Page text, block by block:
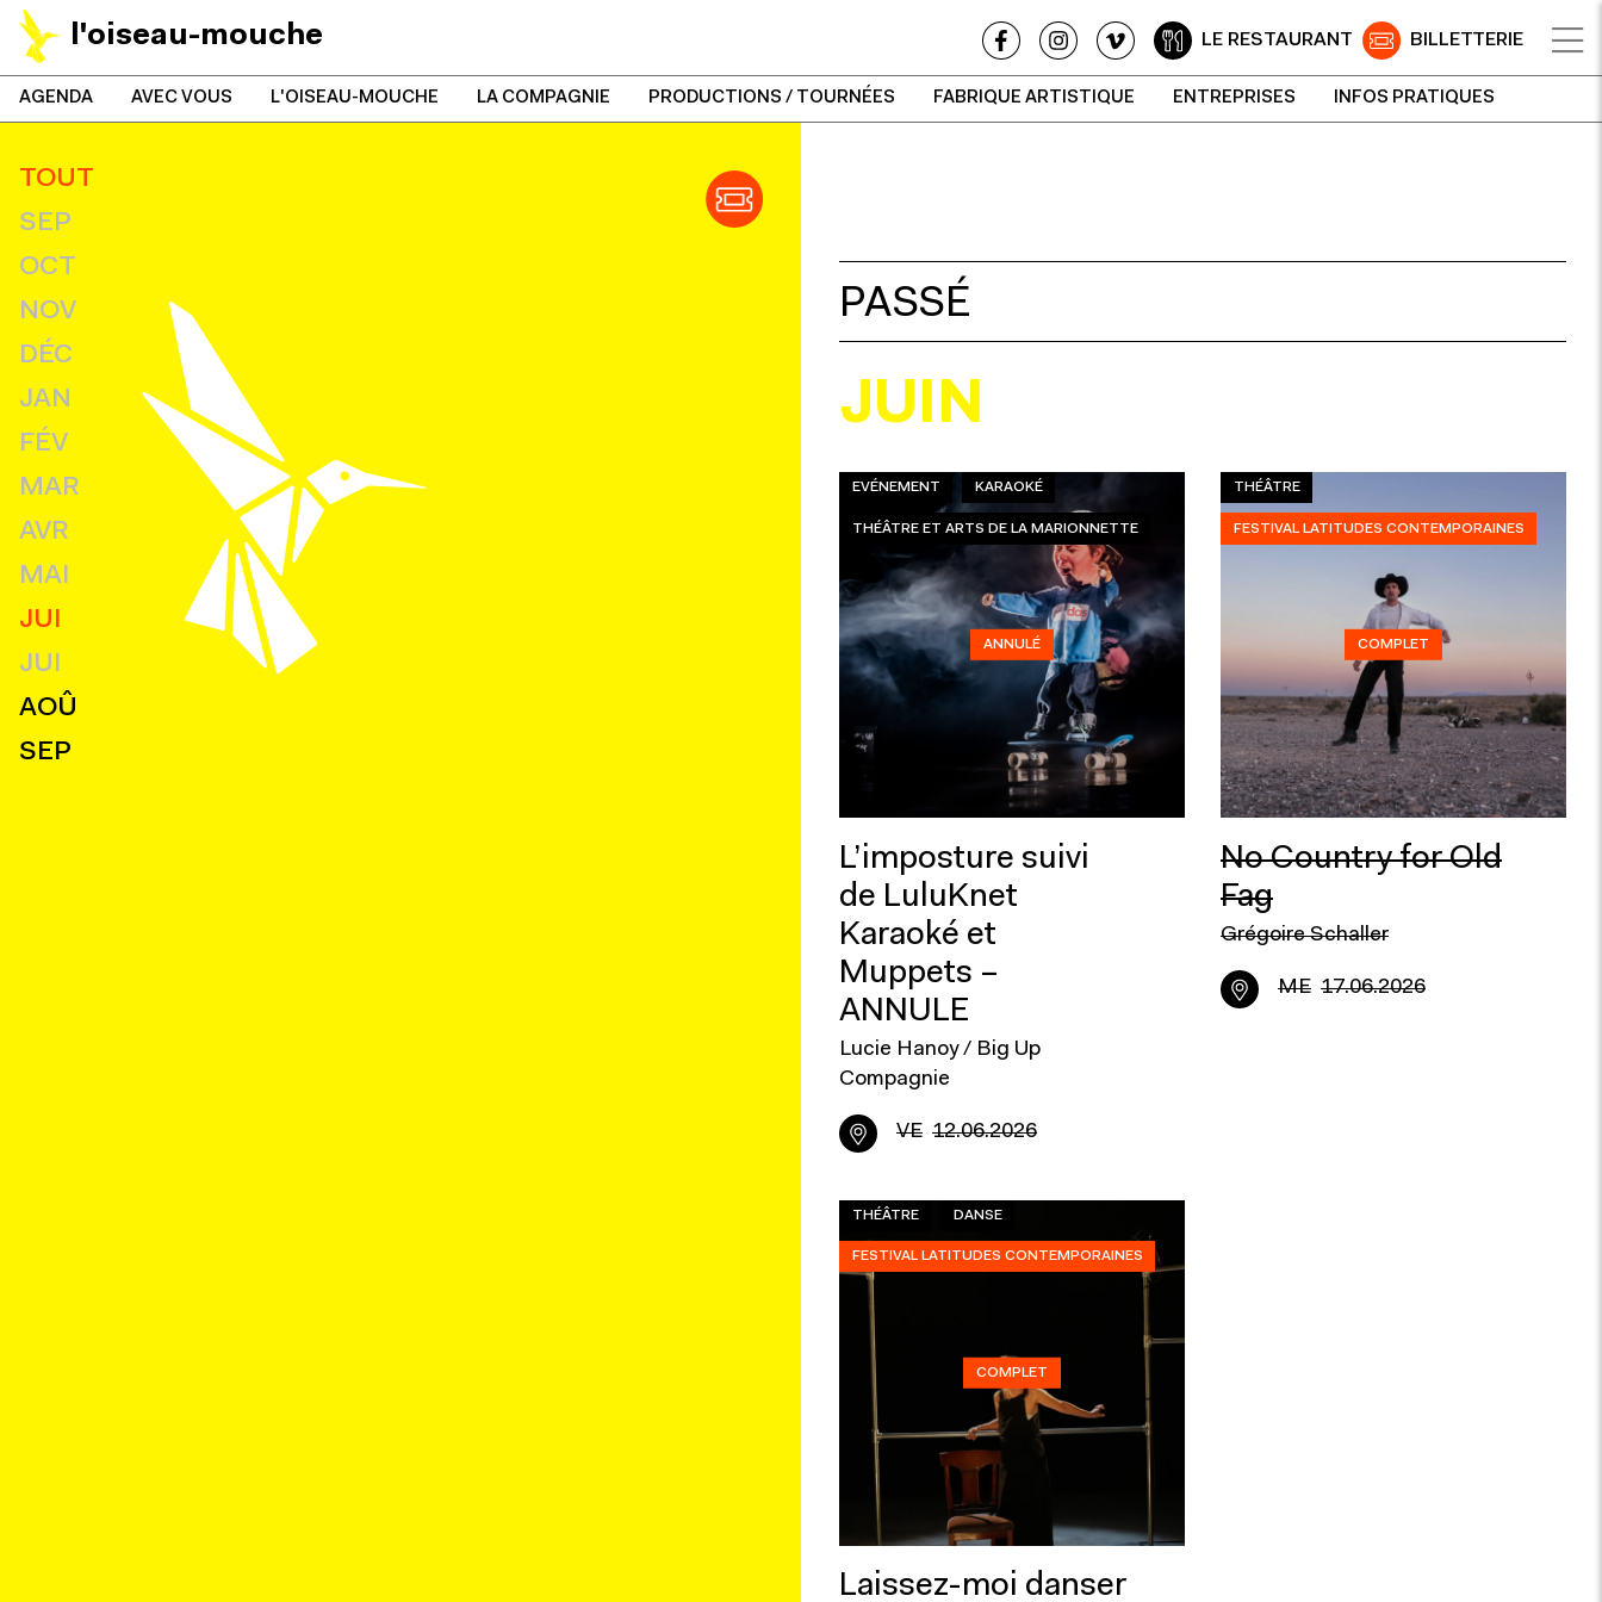
l'oiseau-mouche LE RESTAURANT BILLETTERIE
AGENDA AVEC VOUS L'OISEAU-MOUCHE LA COMPAGNIE PRODUCTIONS / TOURNÉES FABRIQUE ARTISTIQUE ENTREPRISES INFOS PRATIQUES
TOUT
SEP
OCT
NOV
DÉC
JAN
FÉV
MAR
AVR
MAI
JUI
JUI
AOÛ
SEP
PASSÉ
JUIN
ANNULÉ
EVÉNEMENT KARAOKÉ
THÉÂTRE ET ARTS DE LA MARIONNETTE
L’imposture suivi
de LuluKnet
Karaoké et
Muppets –
ANNULE
Lucie Hanoy / Big Up
Compagnie
VE 12.06.2026
COMPLET
THÉÂTRE
FESTIVAL LATITUDES CONTEMPORAINES
No Country for Old
Fag
Grégoire Schaller
ME 17.06.2026
COMPLET
THÉÂTRE DANSE
FESTIVAL LATITUDES CONTEMPORAINES
Laissez-moi danser